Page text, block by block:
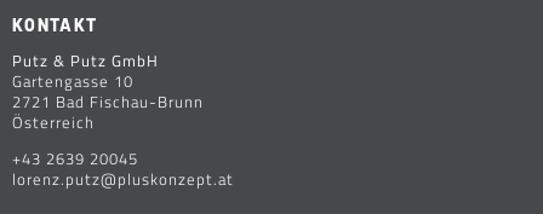
KONTAKT
Putz & Putz GmbH
Gartengasse 10
2721 Bad Fischau-Brunn
Österreich
+43 2639 20045
lorenz.putz@pluskonzept.at